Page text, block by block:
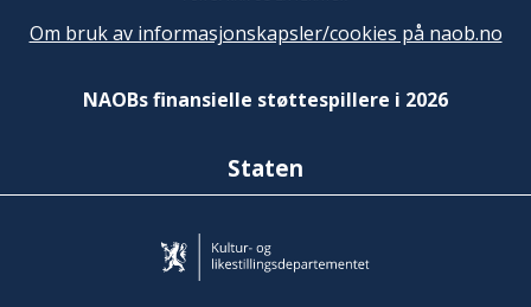
Om bruk av informasjonskapsler/cookies på naob.no
NAOBs finansielle støttespillere i 2026
Staten